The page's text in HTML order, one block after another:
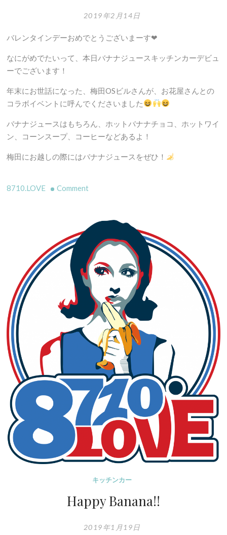
2019年2月14日
バレンタインデーおめでとうございまーす❤︎
なにがめでたいって、本日バナナジュースキッチンカーデビュ
ーでございます！
年末にお世話になった、梅田OSビルさんが、お花屋さんとの
コラボイベントに呼んでくださいました
バナナジュースはもちろん、ホットバナナチョコ、ホットワイ
ン、コーンスープ、コーヒーなどあるよ！
梅田にお越しの際にはバナナジュースをぜひ！
8710.LOVE Commenton
バ
ナ
ジ
ュ
ー
ス
キ
ッ
チ
カ
ー
デ
ビ
ュ
ー
で
い
す！
キッチンカー
Happy Banana!!
2019年1月19日